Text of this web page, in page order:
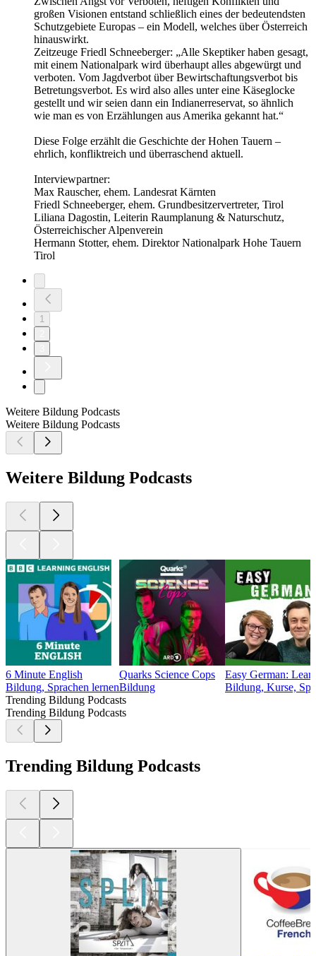
großen Visionen entstand schließlich eines der bedeutendsten
Schutzgebiete Europas – ein Modell, welches über Österreich
hinauswirkt.
Zeitzeuge Friedl Schneeberger: „Alle Skeptiker haben gesagt,
mit einem Nationalpark wird überhaupt alles abgewürgt und
verboten. Vom Jagdverbot über Bewirtschaftungsverbot bis
Betretungsverbot. Es wird also alles unter eine Käseglocke
gestellt und wir seien dann ein Indianerreservat, so ähnlich
wie man es von Erzählungen aus Amerika gekannt hat.“
Diese Folge erzählt die Geschichte der Hohen Tauern –
ehrlich, konfliktreich und überraschend aktuell.
Interviewpartner:
Max Rauscher, ehem. Landesrat Kärnten
Friedl Schneeberger, ehem. Grundbesitzervertreter, Tirol
Liliana Dagostin, Leiterin Raumplanung & Naturschutz,
Österreichischer Alpenverein
Hermann Stotter, ehem. Direktor Nationalpark Hohe Tauern
Tirol
1
Weitere Bildung Podcasts
Weitere Bildung Podcasts
Weitere Bildung Podcasts
6 Minute English
Bildung, Sprachen lernen
Quarks Science Cops
Bildung
Easy German:
Bildung, Kurse,
Trending Bildung Podcasts
Trending Bildung Podcasts
Trending Bildung Podcasts